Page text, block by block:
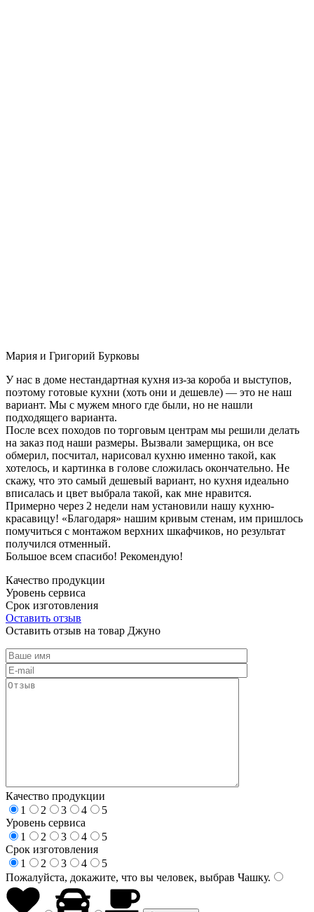
Мария и Григорий Бурковы
У нас в доме нестандартная кухня из-за короба и выступов,
поэтому готовые кухни (хоть они и дешевле) — это не наш
вариант. Мы с мужем много где были, но не нашли
подходящего варианта.
После всех походов по торговым центрам мы решили делать
на заказ под наши размеры. Вызвали замерщика, он все
обмерил, посчитал, нарисовал кухню именно такой, как
хотелось, и картинка в голове сложилась окончательно. Не
скажу, что это самый дешевый вариант, но кухня идеально
вписалась и цвет выбрала такой, как мне нравится.
Примерно через 2 недели нам установили нашу кухню-
красавицу! «Благодаря» нашим кривым стенам, им пришлось
помучиться с монтажом верхних шкафчиков, но результат
получился отменный.
Большое всем спасибо! Рекомендую!
Качество продукции
Уровень сервиса
Срок изготовления
Оставить отзыв
Оставить отзыв на товар Джуно
Качество продукции
1
2 3 4
5
Уровень сервиса
1
2 3 4
5
Срок изготовления
1
2 3 4
5
Пожалуйста, докажите, что вы человек, выбрав Чашку.